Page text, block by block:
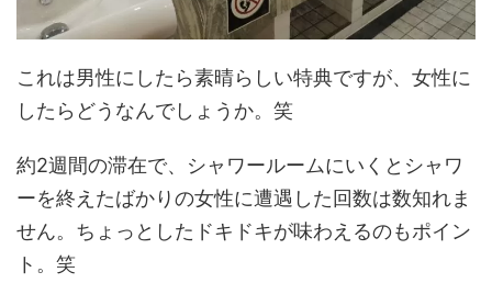
これは男性にしたら素晴らしい特典ですが、女性に
したらどうなんでしょうか。笑
約2週間の滞在で、シャワールームにいくとシャワ
ーを終えたばかりの女性に遭遇した回数は数知れま
せん。ちょっとしたドキドキが味わえるのもポイン
ト。笑